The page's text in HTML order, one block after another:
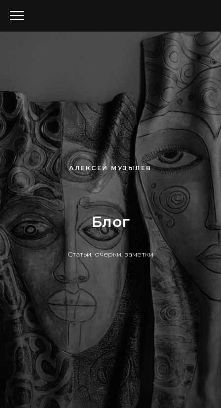
АЛЕКСЕЙ МУЗЫЛЕВ
Блог
Статьи, очерки, заметки